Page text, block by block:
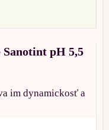
Sanotint pH 5,5
im dynamickosť a